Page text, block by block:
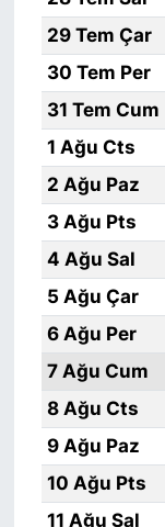
29 Tem Çar
30 Tem Per
31 Tem Cum
1 Ağu Cts
2 Ağu Paz
3 Ağu Pts
4 Ağu Sal
5 Ağu Çar
6 Ağu Per
7 Ağu Cum
8 Ağu Cts
9 Ağu Paz
10 Ağu Pts
11 Ağu Sal